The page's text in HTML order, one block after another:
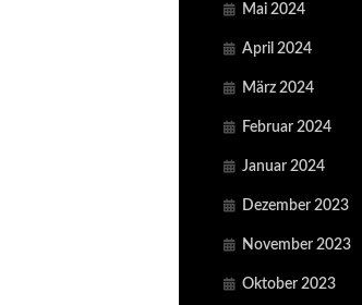
Mai 2024
April 2024
März 2024
Februar 2024
Januar 2024
Dezember 2023
November 2023
Oktober 2023